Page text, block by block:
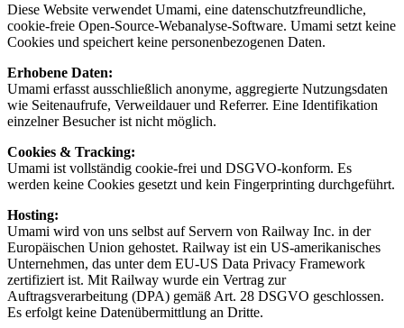
Diese Website verwendet Umami, eine datenschutzfreundliche,
cookie-freie Open-Source-Webanalyse-Software. Umami setzt keine
Cookies und speichert keine personenbezogenen Daten.
Erhobene Daten:
Umami erfasst ausschließlich anonyme, aggregierte Nutzungsdaten
wie Seitenaufrufe, Verweildauer und Referrer. Eine Identifikation
einzelner Besucher ist nicht möglich.
Cookies & Tracking:
Umami ist vollständig cookie-frei und DSGVO-konform. Es
werden keine Cookies gesetzt und kein Fingerprinting durchgeführt.
Hosting:
Umami wird von uns selbst auf Servern von Railway Inc. in der
Europäischen Union gehostet. Railway ist ein US-amerikanisches
Unternehmen, das unter dem EU-US Data Privacy Framework
zertifiziert ist. Mit Railway wurde ein Vertrag zur
Auftragsverarbeitung (DPA) gemäß Art. 28 DSGVO geschlossen.
Es erfolgt keine Datenübermittlung an Dritte.